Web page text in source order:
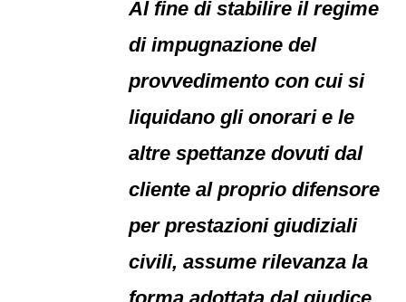
Al fine di stabilire il regime
di impugnazione del
provvedimento con cui si
liquidano gli onorari e le
altre spettanze dovuti dal
cliente al proprio difensore
per prestazioni giudiziali
civili, assume rilevanza la